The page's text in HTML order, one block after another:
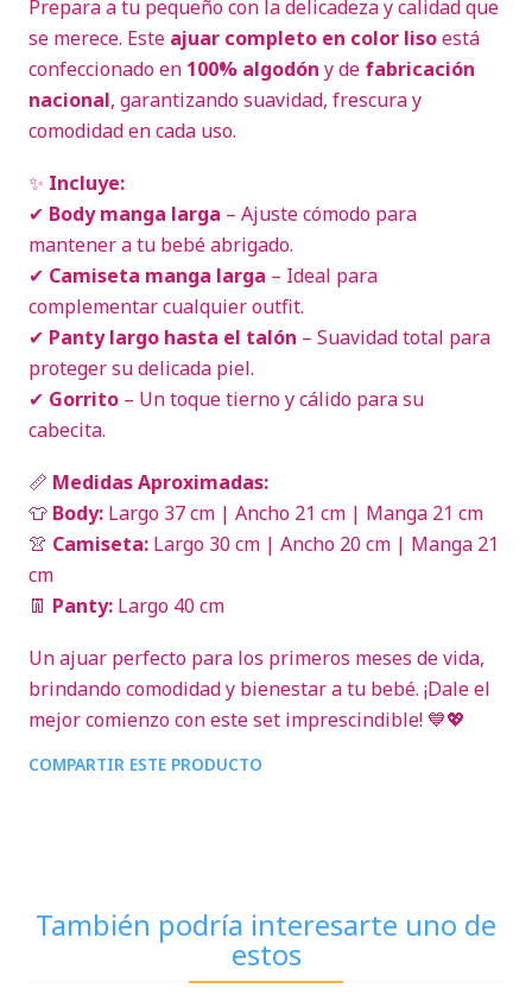
Prepara a tu pequeño con la delicadeza y calidad que
se merece. Este ajuar completo en color lisoestá
confeccionado en 100% algodón y de fabricación
nacional, garantizando suavidad, frescura y
comodidad en cada uso.
✨ Incluye:
✔ Body manga larga – Ajuste cómodo para
mantener a tu bebé abrigado.
✔ Camiseta manga larga – Ideal para
complementar cualquier outfit.
✔ Panty largo hasta el talón – Suavidad total para
proteger su delicada piel.
✔ Gorrito – Un toque tierno y cálido para su
cabecita.
📏 Medidas Aproximadas:
👕 Body: Largo 37 cm | Ancho 21 cm | Manga 21 cm
👚 Camiseta: Largo 30 cm | Ancho 20 cm | Manga 21
cm
👖 Panty: Largo 40 cm
Un ajuar perfecto para los primeros meses de vida,
brindando comodidad y bienestar a tu bebé. ¡Dale el
mejor comienzo con este set imprescindible! 💙💖
COMPARTIR ESTE PRODUCTO
También podría interesarte uno de
estos